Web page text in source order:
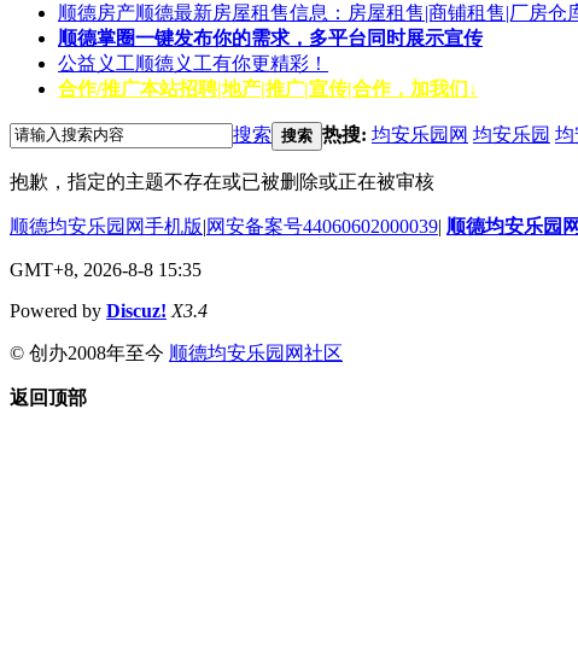
顺德房产顺德最新房屋租售信息：房屋租售|商铺租售|厂房仓
顺德掌圈一键发布你的需求，多平台同时展示宣传
公益义工顺德义工有你更精彩！
合作/推广本站招聘|地产|推广|宣传|合作，加我们↓
搜索 搜索 热搜: 均安乐园网 均安乐园 均
抱歉，指定的主题不存在或已被删除或正在被审核
顺德均安乐园网手机版|网安备案号44060602000039| 顺德均安乐园网
GMT+8, 2026-8-8 15:35
Powered by Discuz! X3.4
© 创办2008年至今 顺德均安乐园网社区
返回顶部